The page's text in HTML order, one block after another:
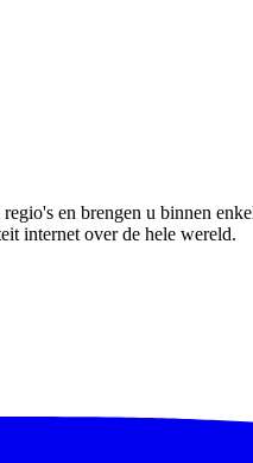
en brengen u binnen
internet over de hele wereld.